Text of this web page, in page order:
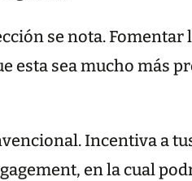
se nota.
esta sea mucho más
Incentiva a
en la cual